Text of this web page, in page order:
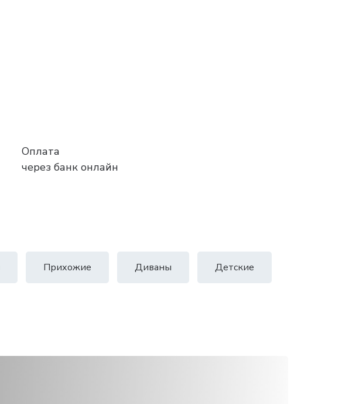
Оплата
через банк онлайн
Прихожие Диваны Детские